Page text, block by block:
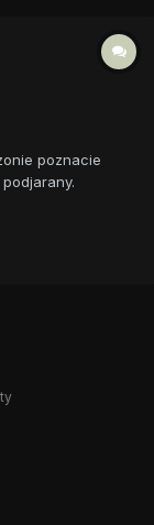
poznacie
Obczaimy w...